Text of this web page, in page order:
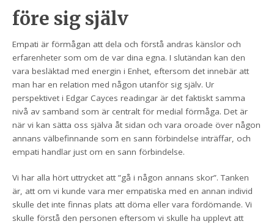
före sig själv
Empati är förmågan att dela och förstå andras känslor och
erfarenheter som om de var dina egna. I slutändan kan den
vara besläktad med energin i Enhet, eftersom det innebär att
man har en relation med någon utanför sig själv. Ur
perspektivet i Edgar Cayces readingar är det faktiskt samma
nivå av samband som är centralt för medial förmåga. Det är
när vi kan sätta oss själva åt sidan och vara oroade över någon
annans välbefinnande som en sann förbindelse inträffar, och
empati handlar just om en sann förbindelse.
Vi har alla hört uttrycket att ”gå i någon annans skor”. Tanken
är, att om vi kunde vara mer empatiska med en annan individ
skulle det inte finnas plats att döma eller vara fördömande. Vi
skulle förstå den personen eftersom vi skulle ha upplevt att